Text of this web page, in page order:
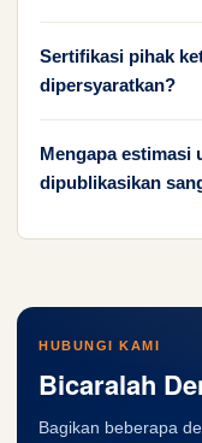
Sertifikasi pihak
dipersyaratkan?
Mengapa estimasi
dipublikasikan
HUBUNGI KAMI
Bicaralah
Bagikan beberapa